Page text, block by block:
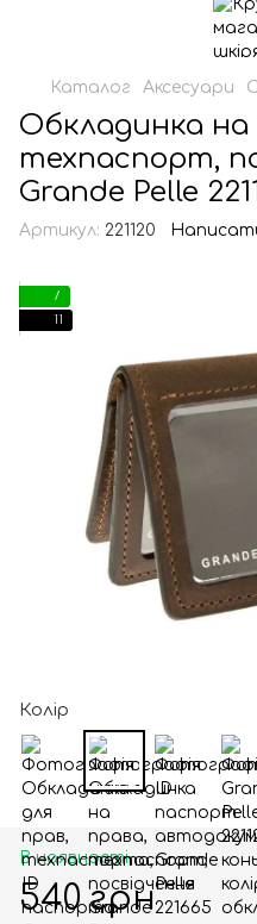
Каталог Аксесуари
Обкладинка на
техпаспорт,
Grande Pelle
Артикул: 221120
7
11
Колір
В наявності
540 грн